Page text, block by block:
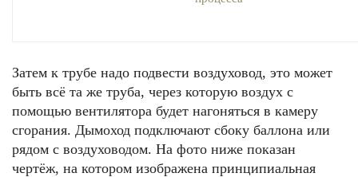
Затем к трубе надо подвести воздуховод, это может
быть всё та же труба, через которую воздух с
помощью вентилятора будет нагоняться в камеру
сгорания. Дымоход подключают сбоку баллона или
рядом с воздуховодом. На фото ниже показан
чертёж, на котором изображена принципиальная